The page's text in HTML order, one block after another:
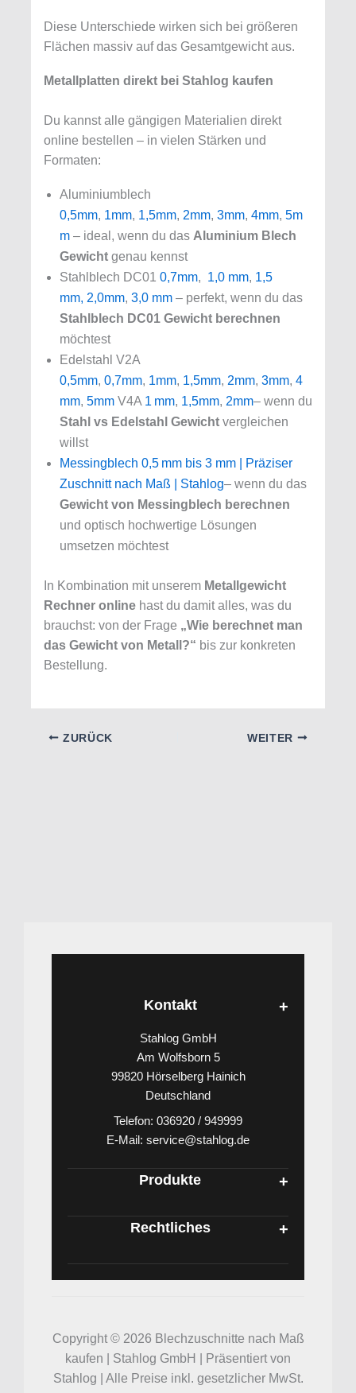
Diese Unterschiede wirken sich bei größeren
Flächen massiv auf das Gesamtgewicht aus.
Metallplatten direkt bei Stahlog kaufen
Du kannst alle gängigen Materialien direkt
online bestellen – in vielen Stärken und
Formaten:
Aluminiumblech
0,5mm, 1mm, 1,5mm, 2mm, 3mm, 4mm, 5m
m– ideal, wenn du das Aluminium Blech
Gewichtgenau kennst
Stahlblech DC01 0,7mm, 1,0 mm, 1,5
mm, 2,0mm, 3,0 mm– perfekt, wenn du das
Stahlblech DC01 Gewicht berechnen
möchtest
Edelstahl V2A
0,5mm, 0,7mm, 1mm, 1,5mm, 2mm, 3mm, 4
mm, 5mmV4A 1 mm, 1,5mm, 2mm– wenn du
Stahl vs Edelstahl Gewichtvergleichen
willst
Messingblech 0,5 mm bis 3 mm | Präziser
Zuschnitt nach Maß | Stahlog– wenn du das
Gewicht von Messingblech berechnen
und optisch hochwertige Lösungen
umsetzen möchtest
In Kombination mit unserem Metallgewicht
Rechner onlinehast du damit alles, was du
brauchst: von der Frage „Wie berechnet man
das Gewicht von Metall?“ bis zur konkreten
Bestellung.
ZURÜCK WEITER
Kontakt
Stahlog GmbH
Am Wolfsborn 5
99820 Hörselberg Hainich
Deutschland
Telefon: 036920 / 949999
E-Mail: service@stahlog.de
Produkte
Rechtliches
Copyright © 2026 Blechzuschnitte nach Maß
kaufen | Stahlog GmbH | Präsentiert von
Stahlog | Alle Preise inkl. gesetzlicher MwSt.